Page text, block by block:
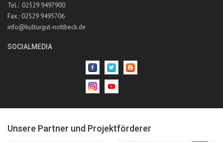
Tel.: 02529 9497900
Fax.: 02529 9495706
info@kulturgut-nottbeck.de
SOCIALMEDIA
Unsere Partner und Projektförderer